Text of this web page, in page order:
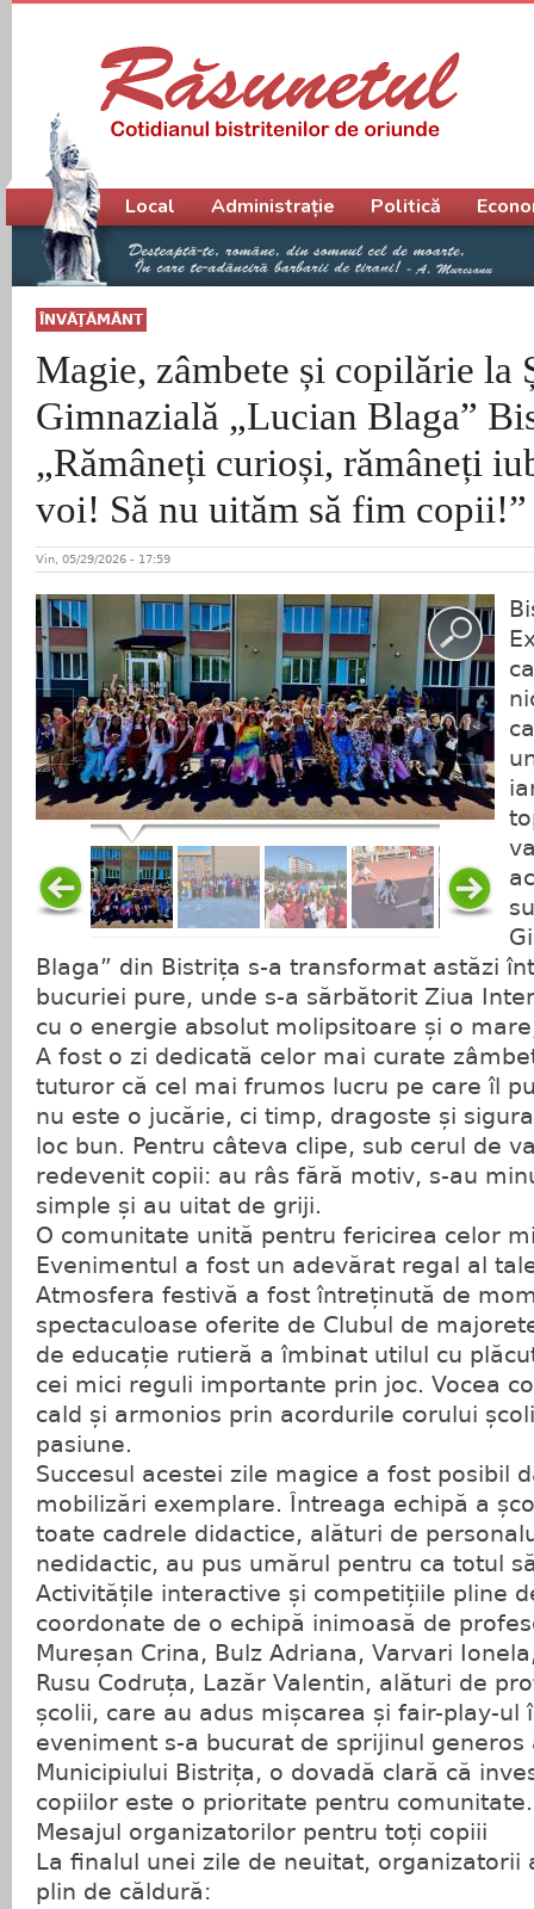
ÎNVĂŢĂMÂNT
Magie, zâmbete și copilărie la
Gimnazială „Lucian Blaga”
„Rămâneți curioși, rămâneți
voi! Să nu uităm să fim copii!”
Vin, 05/29/2026 - 17:59
Blaga” din Bistrița s-a transformat astăzi
bucuriei pure, unde s-a sărbătorit Ziua
cu o energie absolut molipsitoare și o
​A fost o zi dedicată celor mai curate
tuturor că cel mai frumos lucru pe care îl
nu este o jucărie, ci timp, dragoste și
loc bun. Pentru câteva clipe, sub cerul de
redevenit copii: au râs fără motiv, s-au
simple și au uitat de griji.
​O comunitate unită pentru fericirea celor
​Evenimentul a fost un adevărat regal al
Atmosfera festivă a fost întreținută de
spectaculoase oferite de Clubul de
de educație rutieră a îmbinat utilul cu
cei mici reguli importante prin joc. Vocea
cald și armonios prin acordurile corului
pasiune.
​Succesul acestei zile magice a fost posibil
mobilizări exemplare. Întreaga echipă a
toate cadrele didactice, alături de
nedidactic, au pus umărul pentru ca totul
​Activitățile interactive și competițiile pline
coordonate de o echipă inimoasă de
Mureșan Crina, Bulz Adriana, Varvari
Rusu Codruța, Lazăr Valentin, alături de
școlii, care au adus mișcarea și fair-play-ul
eveniment s-a bucurat de sprijinul generos
Municipiului Bistrița, o dovadă clară că
copiilor este o prioritate pentru comunitate.
​Mesajul organizatorilor pentru toți copiii
​La finalul unei zile de neuitat, organizatorii
plin de căldură:
Meniu principal
Local Administrație Politică